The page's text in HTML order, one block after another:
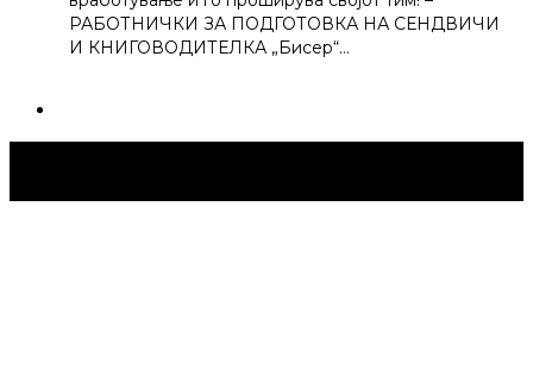
РАБОТНИЧКИ ЗА ПОДГОТОВКА НА СЕНДВИЧИ
И КНИГОВОДИТЕЛКА „Бисер“…